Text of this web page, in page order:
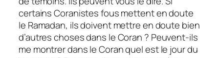
certains Coranistes fous mettent en doute
le Ramadan, ils doivent mettre en doute bien
d’autres choses dans le Coran ? Peuvent-ils
me montrer dans le Coran quel est le jour du